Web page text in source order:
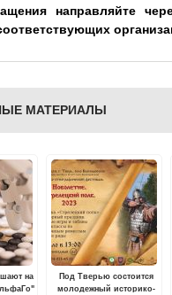
направляйте
МАТЕРИАЛЫ
на
Под Тверью состоится
молодежный историко-